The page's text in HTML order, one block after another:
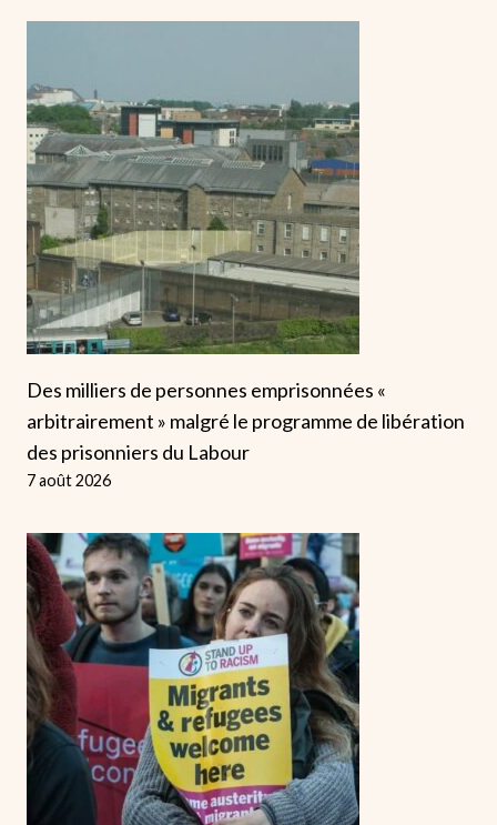
Des milliers de personnes emprisonnées «
arbitrairement » malgré le programme de libération
des prisonniers du Labour
7 août 2026